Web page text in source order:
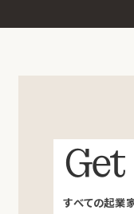
すべての起業家